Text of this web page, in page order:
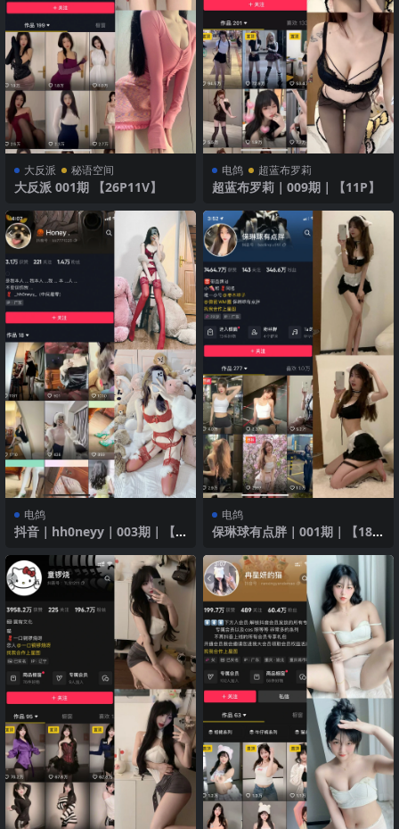
大反派 秘语空间
大反派 001期 【26P11V】
电鸽 超蓝布罗莉
超蓝布罗莉｜009期｜【11P】
电鸽
抖音｜hh0neyy｜003期｜【5
电鸽
保琳球有点胖｜001期｜【18